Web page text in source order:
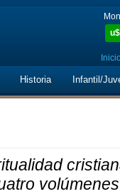
u$
Historia Infantil/